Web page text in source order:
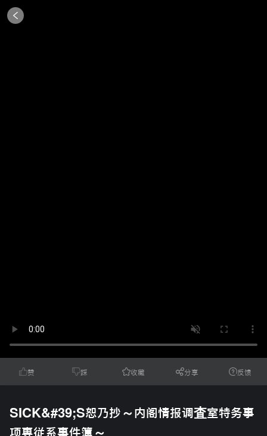
赞 踩 收藏 分享 反馈
SICK&#39;S恕乃抄～内阁情报调査室特务事
项専従系事件簿～